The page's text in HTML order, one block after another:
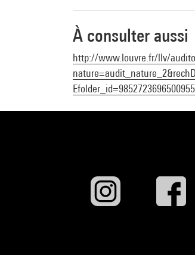
À consulter aussi
http://www.louvre.fr/llv/